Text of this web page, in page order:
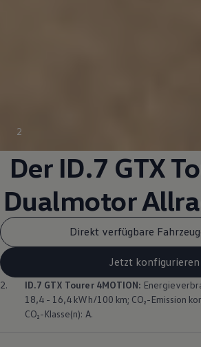
2
Der ID.7 GTX
Dualmotor
Direkt verfügbare
Jetzt konfigurieren
2. ID.7 GTX Tourer 4MOTION:
18,4 - 16,4 kWh/100 km; CO₂-Emission
CO₂-Klasse(n): A.